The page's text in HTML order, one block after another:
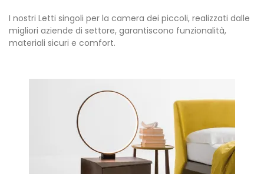
I nostri Letti singoli per la camera dei piccoli, realizzati dalle
migliori aziende di settore, garantiscono funzionalità,
materiali sicuri e comfort.